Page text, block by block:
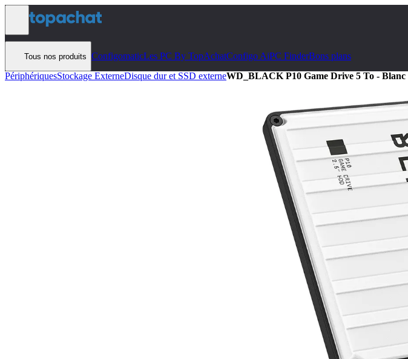
Aller au contenu
Tous nos produits ConfigomaticLes PC By TopAchatConfigo AiPC FinderBons plans
PériphériquesStockage ExterneDisque dur et SSD externeWD_BLACK P10 Game Drive 5 To - Blanc